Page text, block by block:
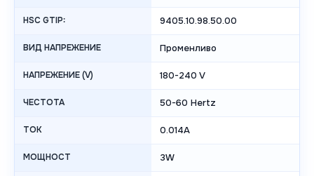
HSC GTIP: 9405.10.98.50.00
ВИД НАПРЕЖЕНИЕ Променливо
НАПРЕЖЕНИЕ (V) 180-240 V
ЧЕСТОТА 50-60 Hertz
ТОК 0.014А
МОЩНОСТ 3W